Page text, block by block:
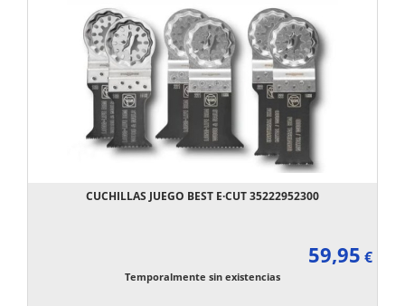
CUCHILLAS JUEGO BEST E·CUT 35222952300
59,95 €
Temporalmente sin existencias